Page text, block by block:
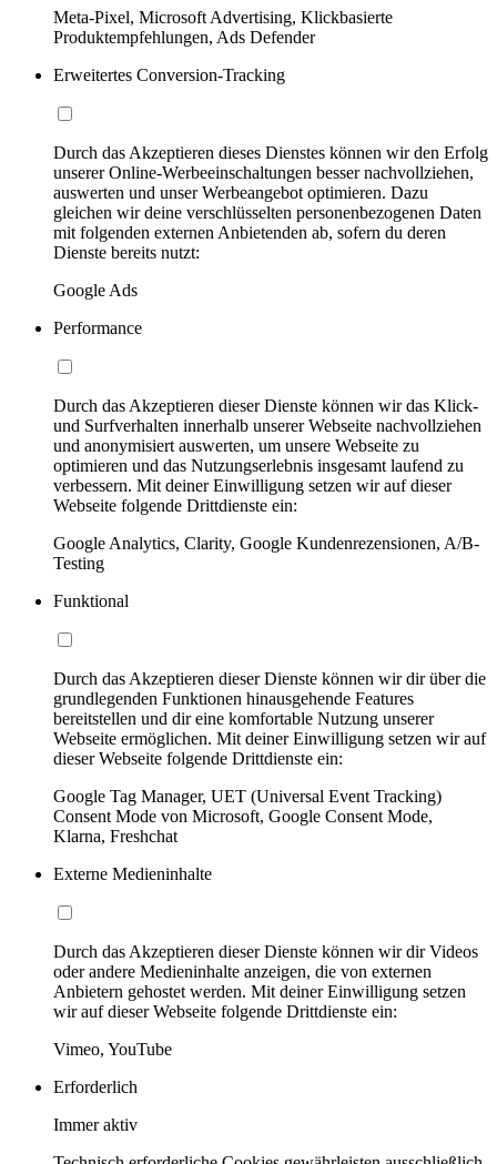
Meta-Pixel, Microsoft Advertising, Klickbasierte
Produktempfehlungen, Ads Defender
Erweitertes Conversion-Tracking
Durch das Akzeptieren dieses Dienstes können wir den Erfolg
unserer Online-Werbeeinschaltungen besser nachvollziehen,
auswerten und unser Werbeangebot optimieren. Dazu
gleichen wir deine verschlüsselten personenbezogenen Daten
mit folgenden externen Anbietenden ab, sofern du deren
Dienste bereits nutzt:
Google Ads
Performance
Durch das Akzeptieren dieser Dienste können wir das Klick-
und Surfverhalten innerhalb unserer Webseite nachvollziehen
und anonymisiert auswerten, um unsere Webseite zu
optimieren und das Nutzungserlebnis insgesamt laufend zu
verbessern. Mit deiner Einwilligung setzen wir auf dieser
Webseite folgende Drittdienste ein:
Google Analytics, Clarity, Google Kundenrezensionen, A/B-
Testing
Funktional
Durch das Akzeptieren dieser Dienste können wir dir über die
grundlegenden Funktionen hinausgehende Features
bereitstellen und dir eine komfortable Nutzung unserer
Webseite ermöglichen. Mit deiner Einwilligung setzen wir auf
dieser Webseite folgende Drittdienste ein:
Google Tag Manager, UET (Universal Event Tracking)
Consent Mode von Microsoft, Google Consent Mode,
Klarna, Freshchat
Externe Medieninhalte
Durch das Akzeptieren dieser Dienste können wir dir Videos
oder andere Medieninhalte anzeigen, die von externen
Anbietern gehostet werden. Mit deiner Einwilligung setzen
wir auf dieser Webseite folgende Drittdienste ein:
Vimeo, YouTube
Erforderlich
Immer aktiv